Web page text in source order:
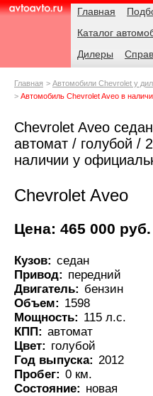
AvtoAvto.ru
Навигация Главная
Каталог
Дилеры
Родительские
Главная Автомобили Chevrolet у
Автомобиль Chevrolet Aveo в
Chevrolet Aveo
автомат / голубой /
наличии у
Chevrolet Aveo
Цена: 465 000 руб.
Кузов: седан
Привод: передний
Двигатель: бензин
Объем: 1598
Мощность: 115 л.с.
КПП: автомат
Цвет: голубой
Год выпуска: 2012
Пробег: 0 км.
Состояние: новая